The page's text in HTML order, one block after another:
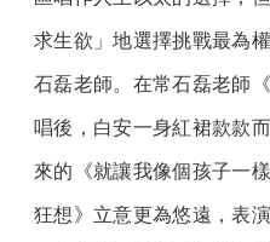
求生欲」地選擇挑戰最為
石磊老師。在常石磊老師
唱後，白安一身紅裙款款
來的《就讓我像個孩子一
狂想》立意更為悠遠，表